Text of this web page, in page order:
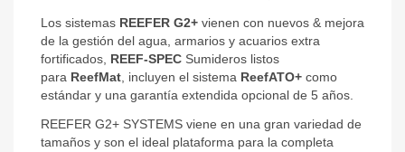
Los sistemas REEFER G2+ vienen con nuevos & mejora
de la gestión del agua, armarios y acuarios extra
fortificados, REEF-SPEC Sumideros listos
para ReefMat , incluyen el sistema ReefATO+ como
estándar y una garantía extendida opcional de 5 años.
REEFER G2+ SYSTEMS viene en una gran variedad de
tamaños y son el ideal plataforma para la completa